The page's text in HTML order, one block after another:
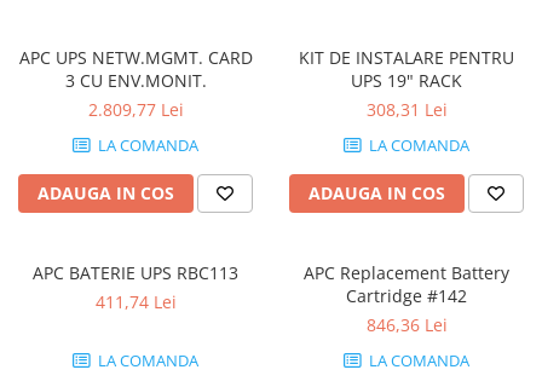
Componente All-in-One
APC UPS NETW.MGMT. CARD
3 CU ENV.MONIT.
2.809,77 Lei
LA COMANDA
ADAUGA IN COS
KIT DE INSTALARE PENTRU
UPS 19" RACK
308,31 Lei
LA COMANDA
ADAUGA IN COS
APC BATERIE UPS RBC113
411,74 Lei
LA COMANDA
APC Replacement Battery
Cartridge #142
846,36 Lei
LA COMANDA